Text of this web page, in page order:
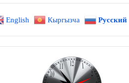
English Кыргызча Русский